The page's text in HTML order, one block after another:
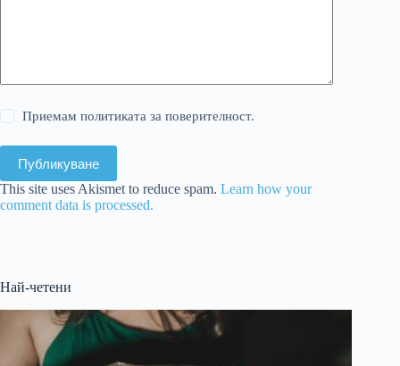
Приемам политиката за поверителност.
Публикуване
This site uses Akismet to reduce spam. Learn how your
comment data is processed.
Най-четени